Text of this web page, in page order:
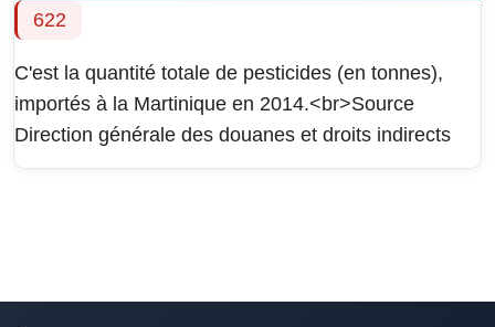
622
C'est la quantité totale de pesticides (en tonnes),
importés à la Martinique en 2014.<br>Source
Direction générale des douanes et droits indirects